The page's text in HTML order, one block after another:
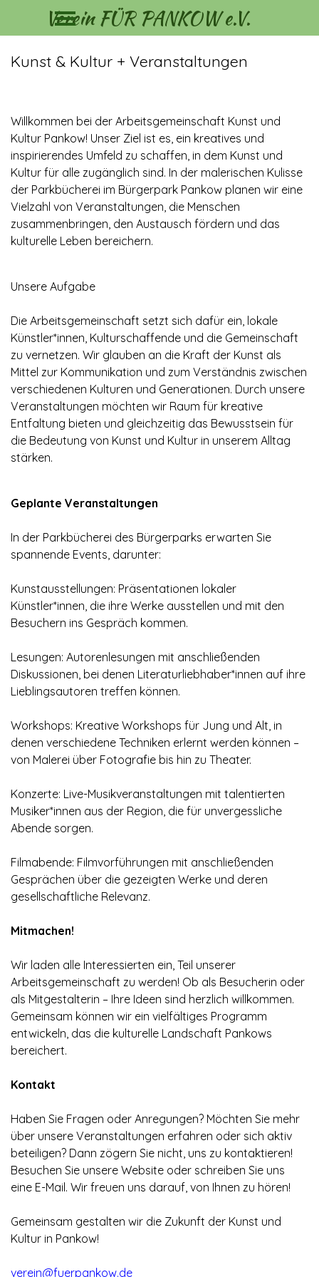
Menü überspringen
Verein FÜR PANKOW e.V.
Kunst & Kultur + Veranstaltungen
Willkommen bei der Arbeitsgemeinschaft Kunst und
Kultur Pankow! Unser Ziel ist es, ein kreatives und
inspirierendes Umfeld zu schaffen, in dem Kunst und
Kultur für alle zugänglich sind. In der malerischen Kulisse
der Parkbücherei im Bürgerpark Pankow planen wir eine
Vielzahl von Veranstaltungen, die Menschen
zusammenbringen, den Austausch fördern und das
kulturelle Leben bereichern.
Unsere Aufgabe
Die Arbeitsgemeinschaft setzt sich dafür ein, lokale
Künstler*innen, Kulturschaffende und die Gemeinschaft
zu vernetzen. Wir glauben an die Kraft der Kunst als
Mittel zur Kommunikation und zum Verständnis zwischen
verschiedenen Kulturen und Generationen. Durch unsere
Veranstaltungen möchten wir Raum für kreative
Entfaltung bieten und gleichzeitig das Bewusstsein für
die Bedeutung von Kunst und Kultur in unserem Alltag
stärken.
Geplante Veranstaltungen
In der Parkbücherei des Bürgerparks erwarten Sie
spannende Events, darunter:
Kunstausstellungen: Präsentationen lokaler
Künstler*innen, die ihre Werke ausstellen und mit den
Besuchern ins Gespräch kommen.
Lesungen: Autorenlesungen mit anschließenden
Diskussionen, bei denen Literaturliebhaber*innen auf ihre
Lieblingsautoren treffen können.
Workshops: Kreative Workshops für Jung und Alt, in
denen verschiedene Techniken erlernt werden können –
von Malerei über Fotografie bis hin zu Theater.
Konzerte: Live-Musikveranstaltungen mit talentierten
Musiker*innen aus der Region, die für unvergessliche
Abende sorgen.
Filmabende: Filmvorführungen mit anschließenden
Gesprächen über die gezeigten Werke und deren
gesellschaftliche Relevanz.
Mitmachen!
Wir laden alle Interessierten ein, Teil unserer
Arbeitsgemeinschaft zu werden! Ob als Besucherin oder
als Mitgestalterin – Ihre Ideen sind herzlich willkommen.
Gemeinsam können wir ein vielfältiges Programm
entwickeln, das die kulturelle Landschaft Pankows
bereichert.
Kontakt
Haben Sie Fragen oder Anregungen? Möchten Sie mehr
über unsere Veranstaltungen erfahren oder sich aktiv
beteiligen? Dann zögern Sie nicht, uns zu kontaktieren!
Besuchen Sie unsere Website oder schreiben Sie uns
eine E-Mail. Wir freuen uns darauf, von Ihnen zu hören!
Gemeinsam gestalten wir die Zukunft der Kunst und
Kultur in Pankow!
verein@fuerpankow.de